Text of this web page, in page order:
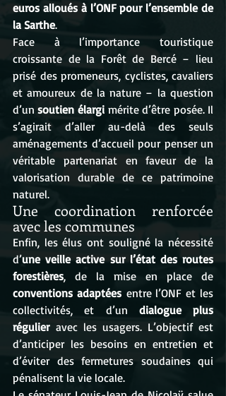
euros alloués à l’ONF pour l’ensemble de
la Sarthe.
Face à l’importance touristique
croissante de la Forêt de Bercé – lieu
prisé des promeneurs, cyclistes, cavaliers
et amoureux de la nature – la question
d’un soutien élargi mérite d’être posée. Il
s’agirait d’aller au-delà des seuls
aménagements d’accueil pour penser un
véritable partenariat en faveur de la
valorisation durable de ce patrimoine
naturel.
Une coordination renforcée
avec les communes
Enfin, les élus ont souligné la nécessité
d’une veille active sur l’état des routes
forestières
conventions adaptées entre l’ONF et les
collectivités, et d’un dialogue plus
régulier avec les usagers. L’objectif est
d’anticiper les besoins en entretien et
d’éviter des fermetures soudaines qui
pénalisent la vie locale.